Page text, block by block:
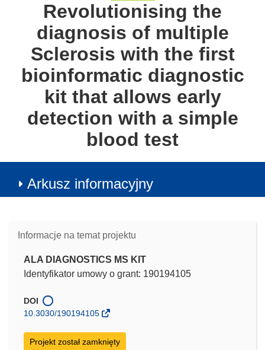
Revolutionising the
diagnosis of multiple
Sclerosis with the first
bioinformatic diagnostic
kit that allows early
detection with a simple
blood test
Arkusz informacyjny
Informacje na temat projektu
ALA DIAGNOSTICS MS KIT
Identyfikator umowy o grant: 190194105
DOI
10.3030/190194105
Projekt został zamknięty